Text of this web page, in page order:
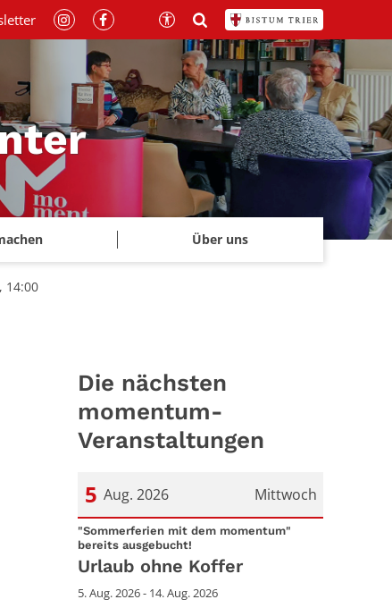
Über uns
14:00
Die nächsten
momentum-
Veranstaltungen
Mittwoch
5 Aug. 2026
Datum: 5. August 2026
"Sommerferien mit dem momentum"
bereits ausgebucht!
Urlaub ohne Koffer
5. Aug. 2026 - 14. Aug. 2026